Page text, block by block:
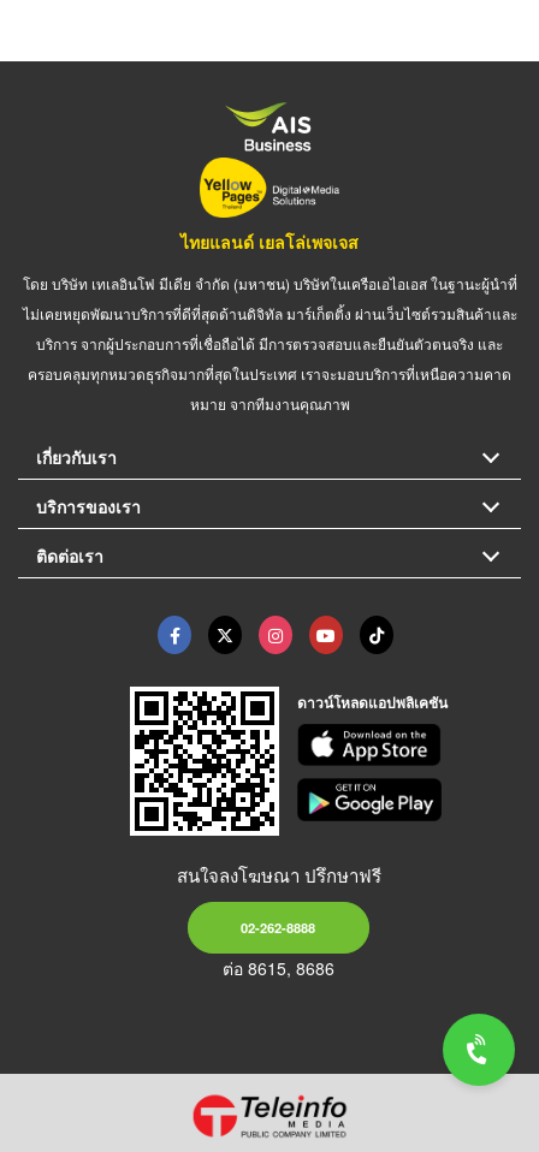
ไทยแลนด์ เยลโล่เพจเจส
โดย บริษัท เทเลอินโฟ มีเดีย จำกัด (มหาชน) บริษัทในเครือเอไอเอส ในฐานะผู้นำที่
ไม่เคยหยุดพัฒนาบริการที่ดีที่สุดด้านดิจิทัล มาร์เก็ตติ้ง ผ่านเว็บไซต์รวมสินค้าและ
บริการ จากผู้ประกอบการที่เชื่อถือได้ มีการตรวจสอบและยืนยันตัวตนจริง และ
ครอบคลุมทุกหมวดธุรกิจมากที่สุดในประเทศ เราจะมอบบริการที่เหนือความคาด
หมาย จากทีมงานคุณภาพ
เกี่ยวกับเรา
บริการของเรา
ติดต่อเรา
ดาวน์โหลดแอปพลิเคชัน
สนใจลงโฆษณา ปรึกษาฟรี
02-262-8888
ต่อ 8615, 8686